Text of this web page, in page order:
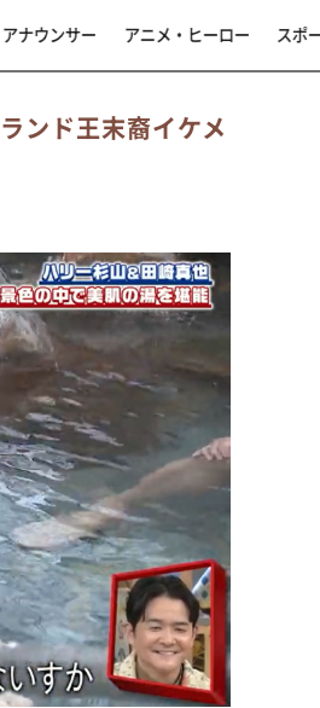
アナウンサー アニメ・ヒーロー スポ
ンド王末裔イケメ